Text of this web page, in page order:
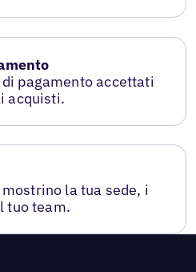
pagamento accettati
acquisti.
la tua sede, i
tuo team.